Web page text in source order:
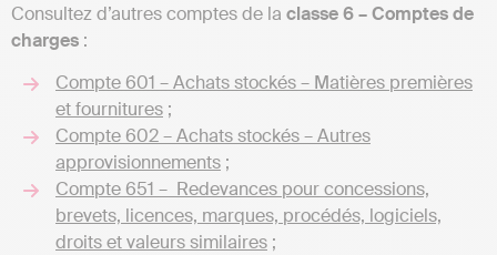
Consultez d’autres comptes de la classe 6 – Comptes de
charges :
Compte 601 – Achats stockés – Matières premières
et fournitures ;
Compte 602 – Achats stockés – Autres
approvisionnements ;
Compte 651 – Redevances pour concessions,
brevets, licences, marques, procédés, logiciels,
droits et valeurs similaires ;